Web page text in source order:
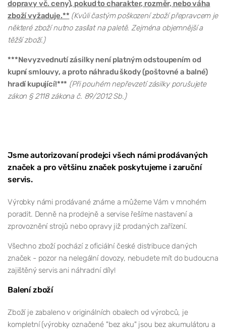
dopravy vč. ceny), pokud to charakter, rozměr, nebo váha
zboží vyžaduje.** (Kvůli častým poškození zboží přepravcem je
některé zboží nutno zasílat na paletě. Zejména objemnější a
těžší zboží.)
***Nevyzvednutí zásilky není platným odstoupením od
kupní smlouvy, a proto náhradu škody (poštovné a balné)
hradí kupující!*** (Při pouhém nepřevzetí zásilky porušujete
zákon § 2118 zákona č. 89/2012 Sb.)
Jsme autorizovaní prodejci všech námi prodávaných
značek a pro většinu značek poskytujeme i zaruční
servis.
Výrobky námi prodávané známe a můžeme Vám v mnohém
poradit. Denně na prodejně a servise řešíme nastavení a
zprovoznění strojů nebo opravy již prodaných zařízení.
Všechno zboží pochází z oficiální české distribuce daných
značek - pozor na nelegální dovozy, nebudete mít do budoucna
zajištěný servis ani náhradní díly!
Balení zboží
Zboží je zabaleno v originálních obalech od výrobců, je
kompletní (výrobky označené "bez aku" jsou bez akumulátoru a